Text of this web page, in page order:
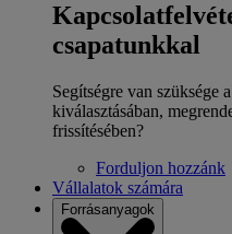
csapatunkkal
Segítségre van szüksége
kiválasztásában,
frissítésében?
Forduljon hozzánk
Vállalatok számára
Forrásanyagok